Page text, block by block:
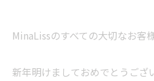
MinaLissのすべての大切なお客
新年明けましておめでとうご